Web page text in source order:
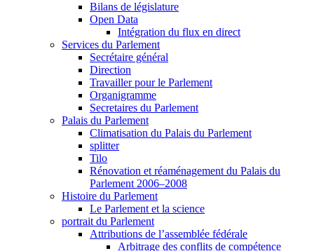
Bilans de législature
Open Data
Intégration du flux en direct
Services du Parlement
Secrétaire général
Direction
Travailler pour le Parlement
Organigramme
Secretaires du Parlement
Palais du Parlement
Climatisation du Palais du Parlement
splitter
Tilo
Rénovation et réaménagement du Palais du
Parlement 2006–2008
Histoire du Parlement
Le Parlement et la science
portrait du Parlement
Attributions de l’assemblée fédérale
Arbitrage des conflits de compétence